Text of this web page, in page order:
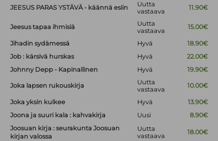
JEESUS PARAS YSTÄVÄ - käännä esiin
Uutta
vastaava
11.90€
Jeesus tapaa ihmisiä
Uutta
vastaava
15.00€
Jihadin sydämessä Hyvä
18.90€
Job : kärsivä hurskas
Hyvä
22.00€
Johnny Depp - Kapinallinen
Hyvä 19.90€
Joka lapsen rukouskirja
Uutta
vastaava
10.00€
Joka yksin kulkee Hyvä
13.90€
Joona ja suuri kala : kahvakirja
Uusi
8.90€
Joosuan kirja : seurakunta Joosuan
kirjan valossa
Uutta
vastaava
18.00€